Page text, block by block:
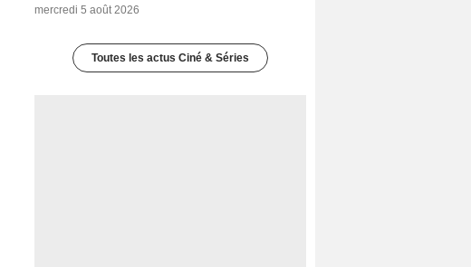
mercredi 5 août 2026
Toutes les actus Ciné & Séries